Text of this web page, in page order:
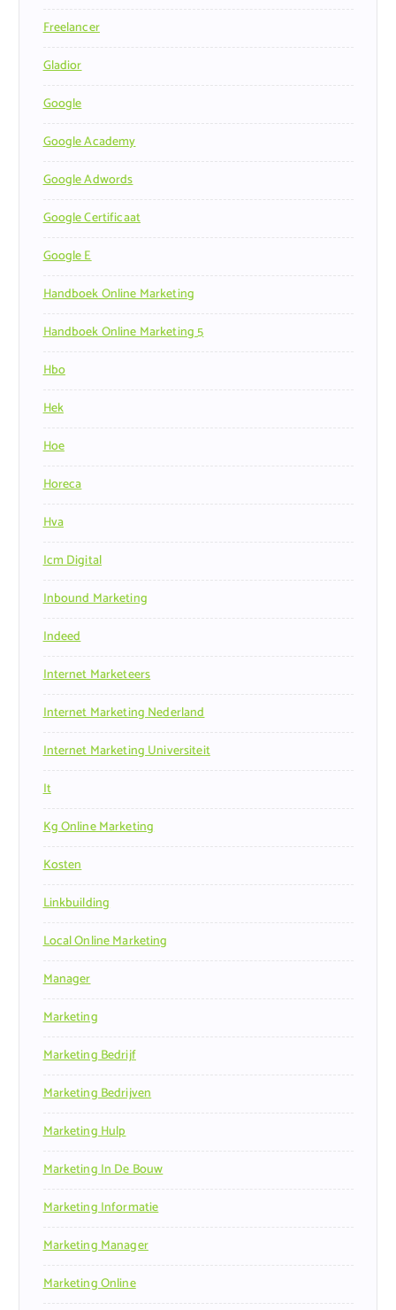
Freelancer
Gladior
Google
Google Academy
Google Adwords
Google Certificaat
Google E
Handboek Online Marketing
Handboek Online Marketing 5
Hbo
Hek
Hoe
Horeca
Hva
Icm Digital
Inbound Marketing
Indeed
Internet Marketeers
Internet Marketing Nederland
Internet Marketing Universiteit
It
Kg Online Marketing
Kosten
Linkbuilding
Local Online Marketing
Manager
Marketing
Marketing Bedrijf
Marketing Bedrijven
Marketing Hulp
Marketing In De Bouw
Marketing Informatie
Marketing Manager
Marketing Online